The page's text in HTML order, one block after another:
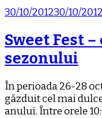
30/10/201230/10/2012
Sweet Fest
sezonului
În perioada 26-28
găzduit cel mai
anului. Între orele